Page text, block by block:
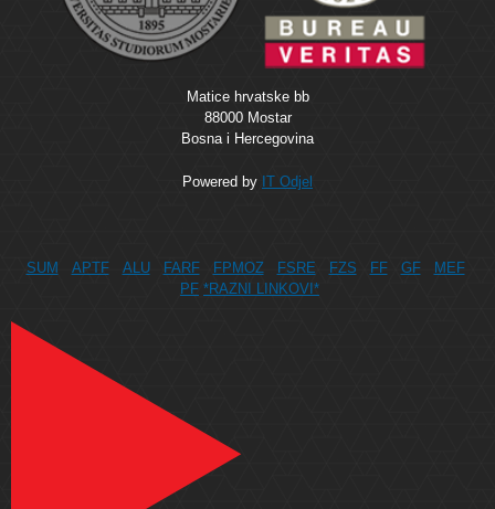
Matice hrvatske bb
88000 Mostar
Bosna i Hercegovina
Powered by IT Odjel
SUM APTF ALU FARF FPMOZ FSRE FZS FF GF
MEF
PF *RAZNI LINKOVI*